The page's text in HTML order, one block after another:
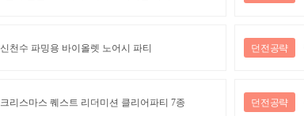
신천수 파밍용 바이올렛 노어시 파티 던전공략
크리스마스 퀘스트 리더미션 클리어파티 7종 던전공략